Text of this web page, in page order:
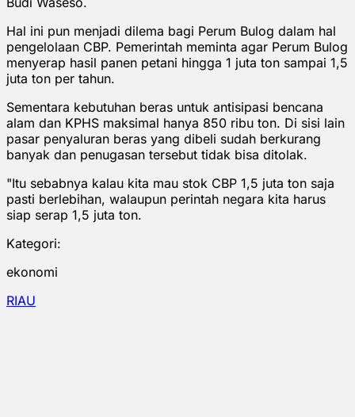
Hal ini pun menjadi dilema bagi Perum Bulog dalam hal
pengelolaan CBP. Pemerintah meminta agar Perum Bulog
menyerap hasil panen petani hingga 1 juta ton sampai 1,5
juta ton per tahun.
Sementara kebutuhan beras untuk antisipasi bencana
alam dan KPHS maksimal hanya 850 ribu ton. Di sisi lain
pasar penyaluran beras yang dibeli sudah berkurang
banyak dan penugasan tersebut tidak bisa ditolak.
"Itu sebabnya kalau kita mau stok CBP 1,5 juta ton saja
pasti berlebihan, walaupun perintah negara kita harus
siap serap 1,5 juta ton.
Kategori:
ekonomi
RIAU